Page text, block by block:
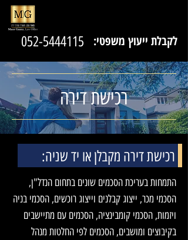
לקבלת ייעוץ משפטי: 052-5444115
רכישת דירה
רכישת דירה מקבלן או יד שניה:
התמחות בעריכת הסכמים שונים בתחום הנדל"ן,
הסכמי מכר, ייצוג קבלנים וייצוג רוכשים, הסכמי בניה
ויזמות, הסכמי קומבינציה, הסכמים עם מתיישבים
בקיבוצים ומושבים, הסכמים לפי החלטות מנהל